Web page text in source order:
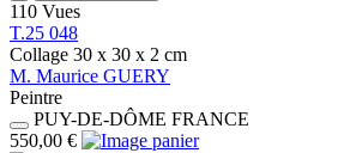
110 Vues
T.25 048
Collage 30 x 30 x 2 cm
M. Maurice GUERY
Peintre
PUY-DE-DÔME FRANCE
550,00 €